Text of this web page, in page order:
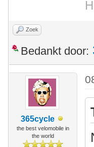
Zoek
Bedankt door:
365cycle
the best velomobile in
the world